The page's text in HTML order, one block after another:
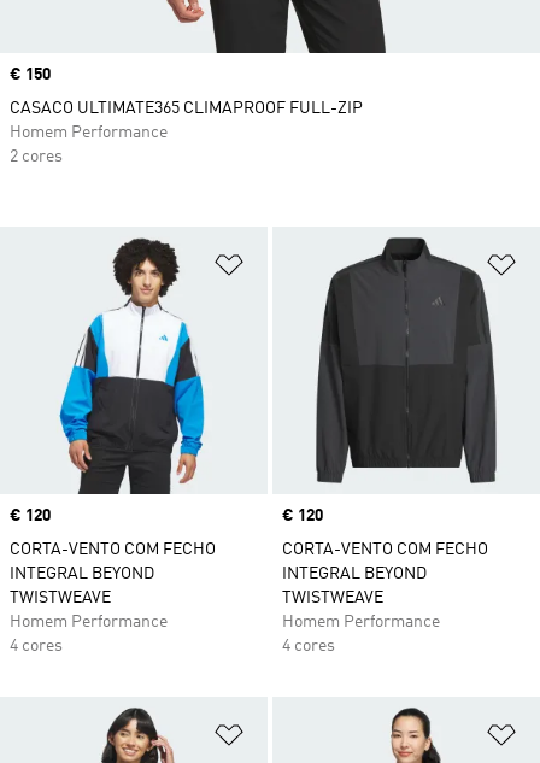
Adicionar à Lista de Desejos
Price
€ 120
CORTA-VENTO COM FECHO
INTEGRAL BEYOND
TWISTWEAVE
Homem Performance
4 cores
Price
€ 120
CORTA-VENTO COM FECHO
INTEGRAL BEYOND
TWISTWEAVE
Homem Performance
4 cores
Adicionar à Lista de Desejos
Price
€ 150
CASACO ULTIMATE365 CLIMAPROOF FULL-ZIP
Homem Performance
2 cores